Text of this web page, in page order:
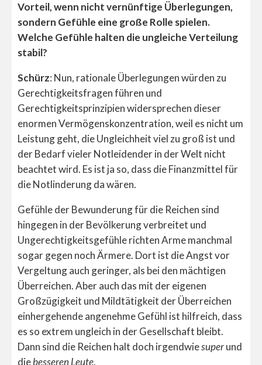
Vorteil, wenn nicht vernünftige Überlegungen,
sondern Gefühle eine große Rolle spielen.
Welche Gefühle halten die ungleiche Verteilung
stabil?
Schürz: Nun, rationale Überlegungen würden zu
Gerechtigkeitsfragen führen und
Gerechtigkeitsprinzipien widersprechen dieser
enormen Vermögenskonzentration, weil es nicht um
Leistung geht, die Ungleichheit viel zu groß ist und
der Bedarf vieler Notleidender in der Welt nicht
beachtet wird. Es ist ja so, dass die Finanzmittel für
die Notlinderung da wären.
Gefühle der Bewunderung für die Reichen sind
hingegen in der Bevölkerung verbreitet und
Ungerechtigkeitsgefühle richten Arme manchmal
sogar gegen noch Ärmere. Dort ist die Angst vor
Vergeltung auch geringer, als bei den mächtigen
Überreichen. Aber auch das mit der eigenen
Großzügigkeit und Mildtätigkeit der Überreichen
einhergehende angenehme Gefühl ist hilfreich, dass
es so extrem ungleich in der Gesellschaft bleibt.
Dann sind die Reichen halt doch irgendwiesuperund
diebesseren Leute.